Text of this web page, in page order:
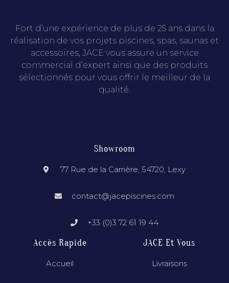
Fort d’une expérience de plus de 25 ans dans la
réalisation de vos projets piscines, spas, saunas et
accessoires, JACE vous assure un service
commercial d’expert ainsi que des produits
sélectionnés pour vous offrir le meilleur de la
qualité.
Showroom
77 Rue de la Carrière, 54720, Lexy
contact@jacepiscines.com
+33 (0)3 72 61 19 44
Accès Rapide
Accueil
JACE Et Vous
Livraisons